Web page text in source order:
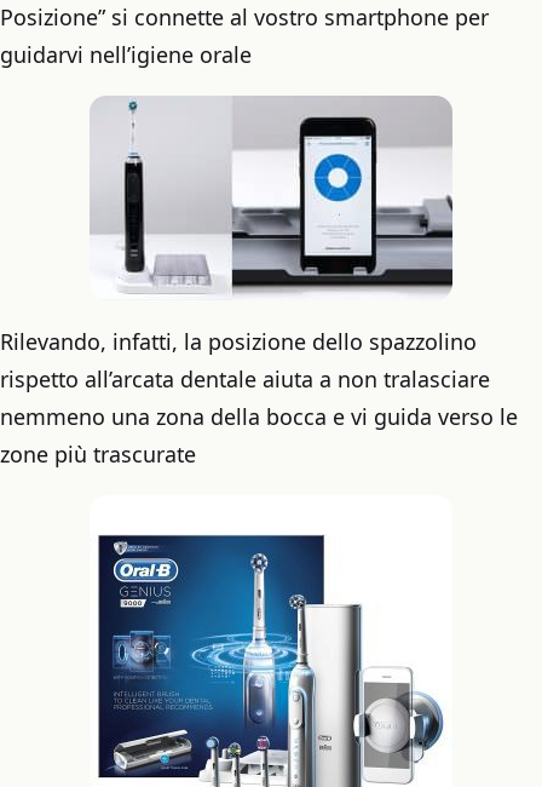
Posizione” si connette al vostro smartphone per
guidarvi nell’igiene orale
Rilevando, infatti, la posizione dello spazzolino
rispetto all’arcata dentale aiuta a non tralasciare
nemmeno una zona della bocca e vi guida verso le
zone più trascurate